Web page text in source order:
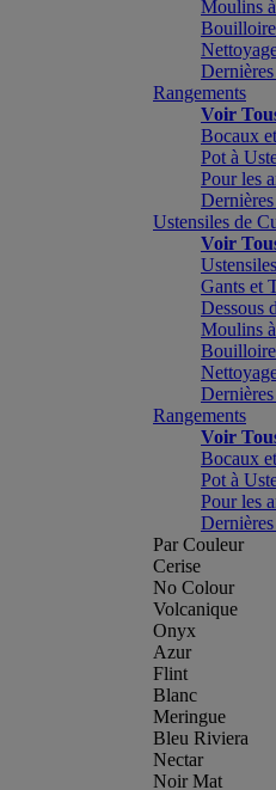
Moulins
Rangements
Voir
Bocaux
Pot à
Pour les
Ustensiles de
Voir
Gants et
Dessous
Moulins
Rangements
Voir
Bocaux
Pot à
Pour les
Par Couleur
Cerise
No Colour
Volcanique
Onyx
Azur
Flint
Blanc
Meringue
Bleu Riviera
Nectar
Noir Mat